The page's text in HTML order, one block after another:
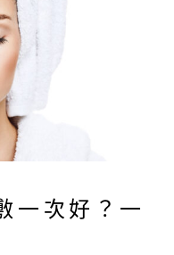
一次好？一